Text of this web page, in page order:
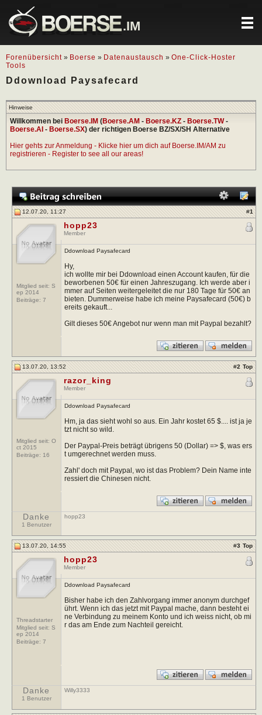
.IM
Forenübersicht » Boerse » Datenaustausch » One-Click-Hoster
Tools
Ddownload Paysafecard
Hinweise
Willkommen bei Boerse.IM (Boerse.AM - Boerse.KZ - Boerse.TW-
Boerse.AI - Boerse.SX) der richtigen Boerse BZ/SX/SH Alternative
Hier gehts zur Anmeldung - Klicke hier um dich auf Boerse.IM/AM zu
registrieren - Register to see all our areas!
12.07.20, 11:27 #1
Mitglied seit: S
ep 2014
Beiträge: 7
hopp23
Member
Ddownload Paysafecard
Hy,
ich wollte mir bei Ddownload einen Account kaufen, für die
beworbenen 50€ für einen Jahreszugang. Ich werde aber i
mmer auf Seiten weitergeleitet die nur 180 Tage für 50€ an
bieten. Dummerweise habe ich meine Paysafecard (50€) b
ereits gekauft...
Gilt dieses 50€ Angebot nur wenn man mit Paypal bezahlt?
13.07.20, 13:52 #2 Top
Mitglied seit: O
ct 2015
Beiträge: 16
razor_king
Member
Ddownload Paysafecard
Hm, ja das sieht wohl so aus. Ein Jahr kostet 65 $.... ist ja je
tzt nicht so wild.
Der Paypal-Preis beträgt übrigens 50 (Dollar) => $, was ers
t umgerechnet werden muss.
Zahl' doch mit Paypal, wo ist das Problem? Dein Name inte
ressiert die Chinesen nicht.
Danke
1 Benutzer
hopp23
13.07.20, 14:55 #3 Top
Threadstarter
Mitglied seit: S
ep 2014
Beiträge: 7
hopp23
Member
Ddownload Paysafecard
Bisher habe ich den Zahlvorgang immer anonym durchgef
ührt. Wenn ich das jetzt mit Paypal mache, dann besteht ei
ne Verbindung zu meinem Konto und ich weiss nicht, ob mi
r das am Ende zum Nachteil gereicht.
Danke
1 Benutzer
Willy3333